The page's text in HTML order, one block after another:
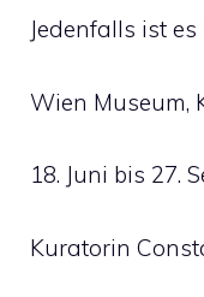
Jedenfalls ist es
Wien Museum,
18. Juni bis 27.
Kuratorin